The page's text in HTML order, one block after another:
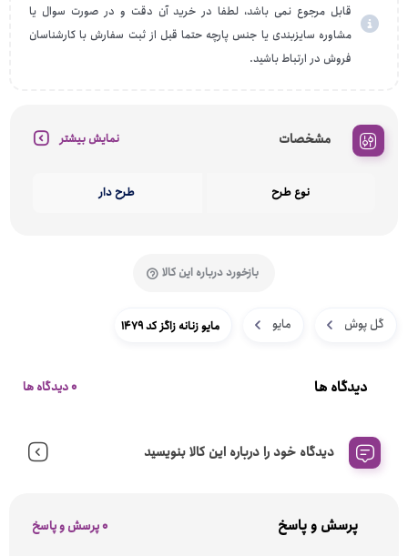
قابل مرجوع نمی باشد، لطفا در خرید آن دقت و در صورت سوال یا
مشاوره سایزبندی یا جنس پارچه حتما قبل از ثبت سفارش با کارشناسان
فروش در ارتباط باشید.
مشخصات نمایش بیشتر
نوع طرح طرح دار
بازخورد درباره این کالا
گل پوش مایو مایو زنانه زاگز کد 1479
دیدگاه ها 0 دیدگاه ها
دیدگاه خود را درباره این کالا بنویسید
پرسش و پاسخ 0 پرسش و پاسخ